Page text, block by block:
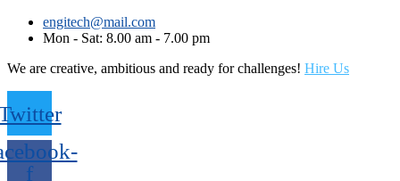
engitech@mail.com
Mon - Sat: 8.00 am - 7.00 pm
We are creative, ambitious and ready for challenges! Hire Us
f